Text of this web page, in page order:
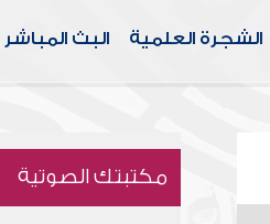
الشجرة العلمية البث المباشر
مكتبتك الصوتية